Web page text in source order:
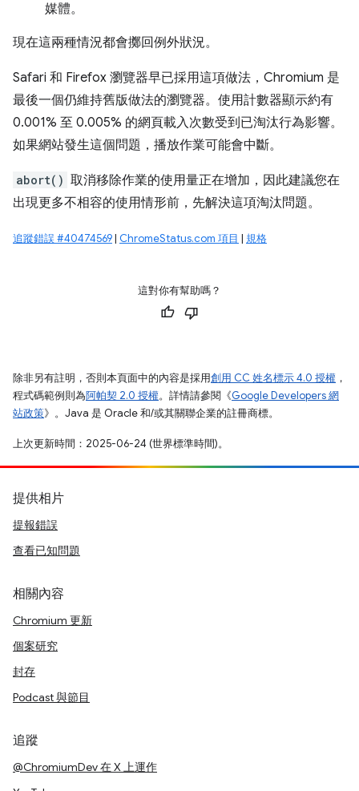
媒體。
現在這兩種情況都會擲回例外狀況。
Safari 和 Firefox 瀏覽器早已採用這項做法，Chromium 是
最後一個仍維持舊版做法的瀏覽器。使用計數器顯示約有
0.001% 至 0.005% 的網頁載入次數受到已淘汰行為影響。
如果網站發生這個問題，播放作業可能會中斷。
abort() 取消移除作業的使用量正在增加，因此建議您在
出現更多不相容的使用情形前，先解決這項淘汰問題。
追蹤錯誤 #40474569| ChromeStatus.com 項目 | 規格
這對你有幫助嗎？
除非另有註明，否則本頁面中的內容是採用創用 CC 姓名標示 4.0 授權 ，
程式碼範例則為阿帕契 2.0 授權。詳情請參閱《Google Developers 網
站政策》。Java 是 Oracle 和/或其關聯企業的註冊商標。
上次更新時間：2025-06-24 (世界標準時間)。
提供相片
提報錯誤
查看已知問題
相關內容
Chromium 更新
個案研究
封存
Podcast 與節目
追蹤
@ChromiumDev 在 X 上運作